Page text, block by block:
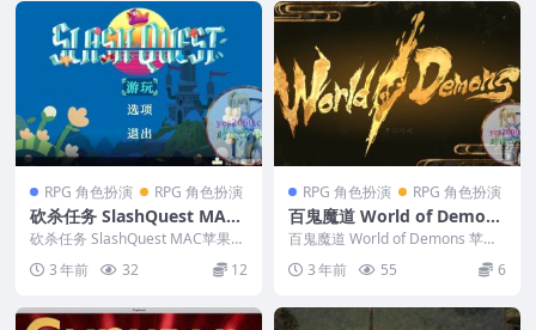
RPG 角色扮演 RPG 角色扮演
砍杀任务 SlashQuest MAC
苹果电脑游戏 原生中文版 支
持11 12 13 14
砍杀任务 SlashQuest MAC苹果电
脑游戏 原生中文版 支持11 12 ...
3 年前 32 12
RPG 角色扮演 RPG 角色扮演
百鬼魔道 World of Demons
苹果 MAC电脑游戏 原生中文
版
百鬼魔道 World of Demons 苹果
MAC电脑游戏 原生中文版 &n...
3 年前 55 6